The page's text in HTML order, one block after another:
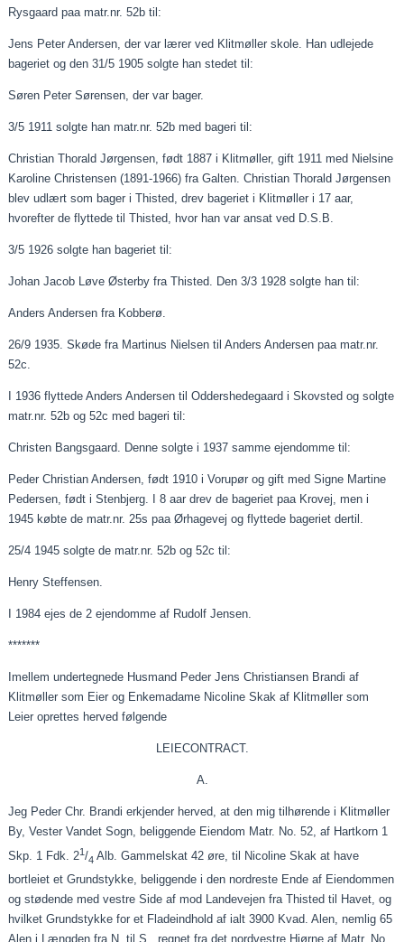
Rysgaardpaa matr.nr. 52b til:
Jens Peter Andersen, der var lærer ved Klitmøller skole. Han udlejede
bageriet og den 31/5 1905 solgte han stedet til:
Søren Peter Sørensen, der var bager.
3/5 1911 solgte han matr.nr. 52b med bageri til:
Christian Thorald Jørgensen, født 1887 i Klitmøller, gift 1911 med Nielsine
Karoline Christensen (1891-1966) fra Galten. Christian Thorald Jørgensen
blev udlært som bager i Thisted, drev bageriet i Klitmøller i 17aar,
hvorefter de flyttede til Thisted, hvor han var ansat ved D.S.B.
3/5 1926 solgte han bageriet til:
Johan Jacob Løve Østerby fra Thisted. Den 3/3 1928 solgte han til:
Anders Andersen fra Kobberø.
26/9 1935. Skøde fra Martinus Nielsen til Anders Andersenpaa matr.nr.
52c.
I 1936 flyttede Anders Andersen tilOddershedegaard i Skovsted og solgte
matr.nr. 52b og 52c med bageri til:
Christen Bangsgaard. Denne solgte i 1937 samme ejendomme til:
Peder Christian Andersen, født 1910 i Vorupør og gift med Signe Martine
Pedersen, født i Stenbjerg. I 8aar drev de bagerietpaa Krovej , men i
1945 købte de matr.nr. 25s paa Ørhagevej og flyttede bageriet dertil.
25/4 1945 solgte de matr.nr. 52b og 52c til:
Henry Steffensen.
I 1984 ejes de 2 ejendomme af Rudolf Jensen.
*******
Imellem undertegnede Husmand Peder Jens Christiansen Brandi af
Klitmøller som Eier og Enkemadame Nicoline Skak af Klitmøller som
Leier oprettes herved følgende
LEIECONTRACT.
A.
Jeg Peder Chr. Brandierkjender herved, at den mig tilhørende i Klitmøller
By, Vester Vandet Sogn, beliggende Eiendom Matr. No. 52, af Hartkorn 1
Skp. 1 Fdk. 21 /4 Alb. Gammelskat 42 øre, til Nicoline Skak at have
bortleiet et Grundstykke, beliggende i dennordreste Ende af Eiendommen
og stødende med vestre Side af mod Landevejen fra Thisted til Havet, og
hvilket Grundstykke for et Fladeindhold afialt 3900 Kvad. Alen, nemlig 65
Alen i Længden fra N. til S., regnet fra det nordvestre Hjørne af Matr. No.